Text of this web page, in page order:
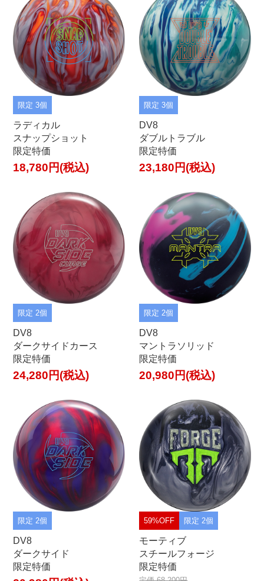
限定 3個
ラディカル
スナップショット
限定特価
18,780円(税込)
限定 3個
DV8
ダブルトラブル
限定特価
23,180円(税込)
限定 2個
DV8
ダークサイドカース
限定特価
24,280円(税込)
限定 2個
DV8
マントラソリッド
限定特価
20,980円(税込)
限定 2個
DV8
ダークサイド
限定特価
59%OFF 限定 2個
モーティブ
スチールフォージ
限定特価